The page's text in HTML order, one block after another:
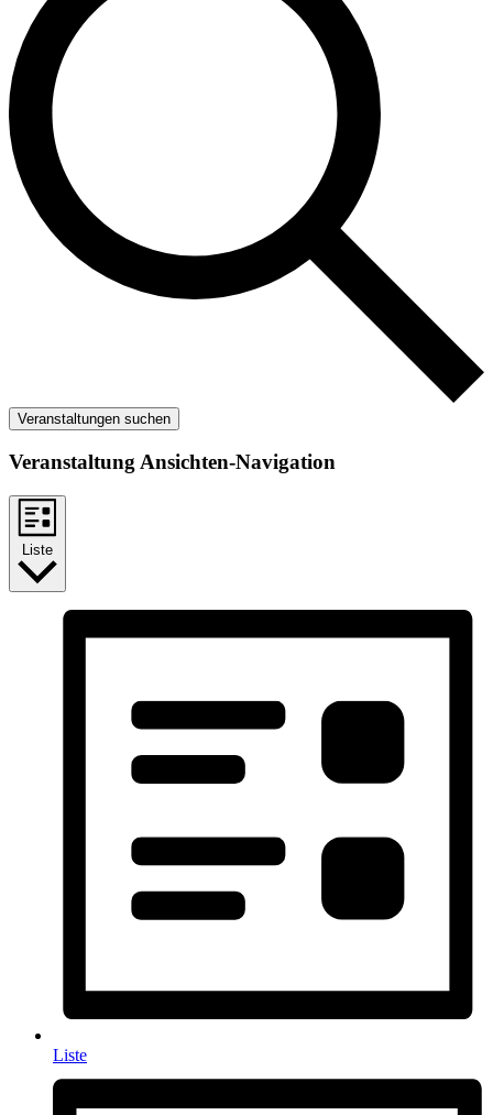
Veranstaltungen suchen
Veranstaltung Ansichten-Navigation
Liste
Liste